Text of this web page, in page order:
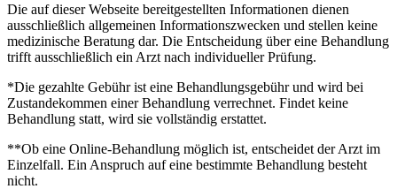
Die auf dieser Webseite bereitgestellten Informationen dienen
ausschließlich allgemeinen Informationszwecken und stellen keine
medizinische Beratung dar. Die Entscheidung über eine Behandlung
trifft ausschließlich ein Arzt nach individueller Prüfung.
*Die gezahlte Gebühr ist eine Behandlungsgebühr und wird bei
Zustandekommen einer Behandlung verrechnet. Findet keine
Behandlung statt, wird sie vollständig erstattet.
**Ob eine Online-Behandlung möglich ist, entscheidet der Arzt im
Einzelfall. Ein Anspruch auf eine bestimmte Behandlung besteht
nicht.